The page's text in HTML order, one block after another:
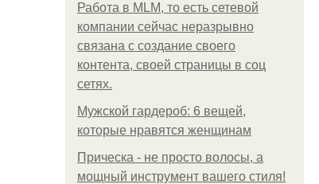
Работа в MLM, то есть сетевой
компании сейчас неразрывно
связана с создание своего
контента, своей страницы в соц
сетях.
Мужской гардероб: 6 вещей,
которые нравятся женщинам
Прическа - не просто волосы, а
мощный инструмент вашего стиля!